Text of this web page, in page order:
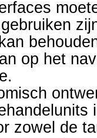
op het
zowel de